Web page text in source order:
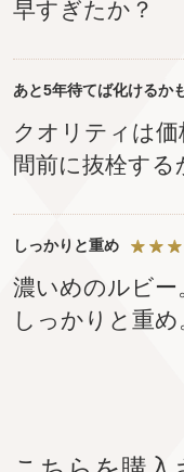
早すぎたか？
あと5年待てば化けるか
クオリティは
間前に抜栓す
しっかりと重め
濃いめのルビ
しっかりと重